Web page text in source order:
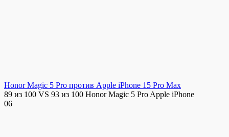
Honor Magic 5 Pro против Apple iPhone 15 Pro Max
89 из 100 VS 93 из 100 Honor Magic 5 Pro Apple iPhone
06